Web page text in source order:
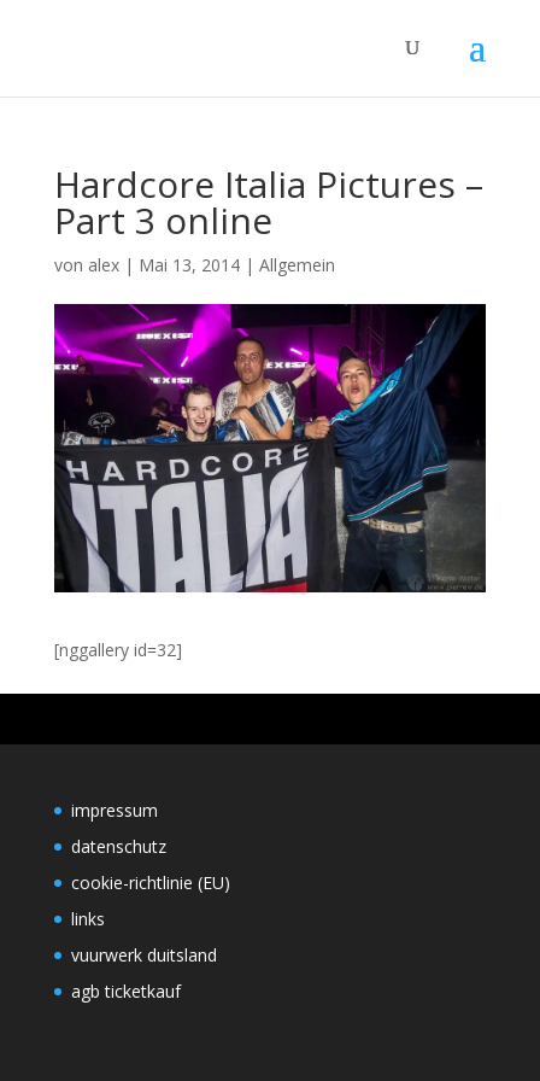
Hardcore Italia Pictures –
Part 3 online
von alex| Mai 13, 2014| Allgemein
[nggallery id=32]
impressum
datenschutz
cookie-richtlinie (EU)
links
vuurwerk duitsland
agb ticketkauf